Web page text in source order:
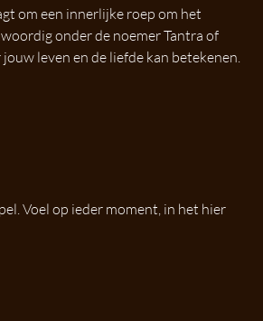
om een innerlijke roep om het
onder de noemer Tantra of
leven en de liefde kan betekenen.
Voel op ieder moment, in het hier